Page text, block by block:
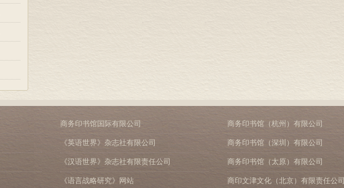
商务印书馆国际有限公司
《英语世界》杂志社有限公司
《汉语世界》杂志社有限责任公司
《语言战略研究》网站
商务印书馆（杭州）有限公司
商务印书馆（深圳）有限公司
商务印书馆（太原）有限公司
商印文津文化（北京）有限责任公司